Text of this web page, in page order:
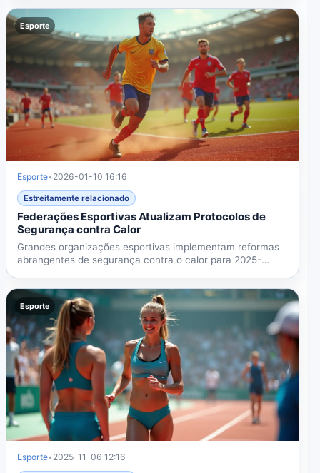
Esporte
Esporte• 2026-01-10 16:16
Estreitamente relacionado
Federações Esportivas Atualizam Protocolos de
Segurança contra Calor
Grandes organizações esportivas implementam reformas
abrangentes de segurança contra o calor para 2025-
Esporte
Esporte• 2025-11-06 12:16